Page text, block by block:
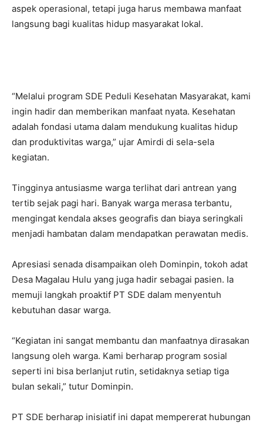
aspek operasional, tetapi juga harus membawa manfaat
langsung bagi kualitas hidup masyarakat lokal.
“Melalui program SDE Peduli Kesehatan Masyarakat, kami
ingin hadir dan memberikan manfaat nyata. Kesehatan
adalah fondasi utama dalam mendukung kualitas hidup
dan produktivitas warga,” ujar Amirdi di sela-sela
kegiatan.
Tingginya antusiasme warga terlihat dari antrean yang
tertib sejak pagi hari. Banyak warga merasa terbantu,
mengingat kendala akses geografis dan biaya seringkali
menjadi hambatan dalam mendapatkan perawatan medis.
Apresiasi senada disampaikan oleh Dominpin, tokoh adat
Desa Magalau Hulu yang juga hadir sebagai pasien. Ia
memuji langkah proaktif PT SDE dalam menyentuh
kebutuhan dasar warga.
“Kegiatan ini sangat membantu dan manfaatnya dirasakan
langsung oleh warga. Kami berharap program sosial
seperti ini bisa berlanjut rutin, setidaknya setiap tiga
bulan sekali,” tutur Dominpin.
PT SDE berharap inisiatif ini dapat mempererat hubungan